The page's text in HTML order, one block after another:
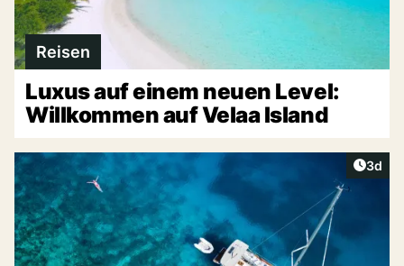
Reisen
Luxus auf einem neuen Level:
Willkommen auf Velaa Island
3d